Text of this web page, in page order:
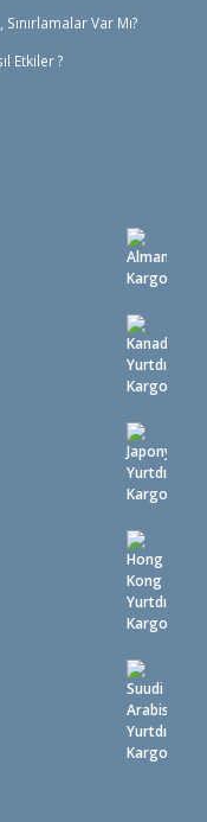
Var Mı?
Etkiler ?